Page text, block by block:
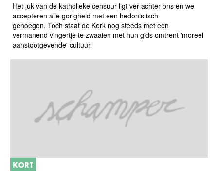
Het juk van de katholieke censuur ligt ver achter ons en we
accepteren alle gorigheid met een hedonistisch
genoegen. Toch staat de Kerk nog steeds met een
vermanend vingertje te zwaaien met hun gids omtrent 'moreel
aanstootgevende' cultuur.
KORT